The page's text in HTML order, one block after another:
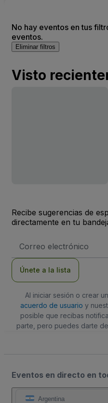
No hay eventos en tus
eventos.
Eliminar filtros
Visto
Recibe sugerencias de
directamente en tu
de
Únete a la lista
Al iniciar sesión o crear
acuerdo de usuario y
posible que recibas
parte, pero puedes darte
Eventos en directo en
Argentina